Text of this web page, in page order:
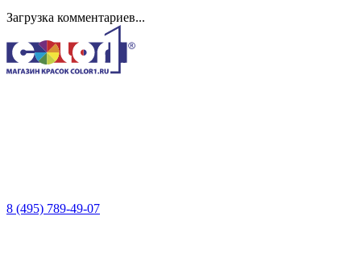
Загрузка комментариев...
8 (495) 789-49-07